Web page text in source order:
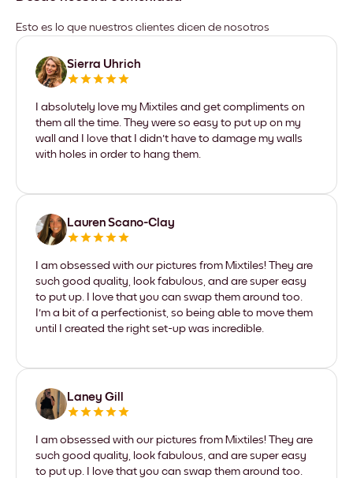
Esto es lo que nuestros clientes dicen de nosotros
Sierra Uhrich
I absolutely love my Mixtiles and get compliments on
them all the time. They were so easy to put up on my
wall and I love that I didn't have to damage my walls
with holes in order to hang them.
Lauren Scano-Clay
I am obsessed with our pictures from Mixtiles! They are
such good quality, look fabulous, and are super easy
to put up. I love that you can swap them around too.
I'm a bit of a perfectionist, so being able to move them
until I created the right set-up was incredible.
Laney Gill
I am obsessed with our pictures from Mixtiles! They are
such good quality, look fabulous, and are super easy
to put up. I love that you can swap them around too.